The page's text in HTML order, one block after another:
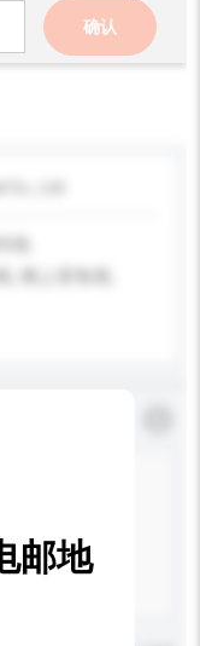
确认
邮地